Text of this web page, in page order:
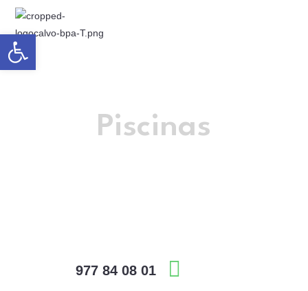
Piscinas
977 84 08 01
Abrir barra de herramientas